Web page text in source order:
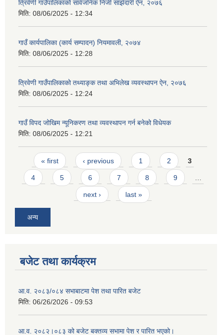
त्रिवेणी गाउँपालिकाको सार्वजनिक निजी साझेदारी ऐन, २०७६
मिति: 08/06/2025 - 12:34
गाउँ कार्यपालिका (कार्य सम्पादन) नियमावली, २०७४
मिति: 08/06/2025 - 12:28
त्रिवेणी गाउँपालिकाको तथ्याङ्क तथा अभिलेख व्यवस्थापन ऐन, २०७६
मिति: 08/06/2025 - 12:24
गाउँ विपद जोखिम न्यूनिकरण तथा व्यवस्थापन गर्न बनेको विधेयक
मिति: 08/06/2025 - 12:21
Pages
« first ‹ previous 1 2 3
4 5 6 7 8 9
next › last »
अन्य
बजेट तथा कार्यक्रम
आ.व. २०८३/०८४ सभाबाटमा पेश तथा पारित बजेट
मिति: 06/26/2026 - 09:53
आ‍.व. २०८२।०८३ को बजेट बक्तव्य सभामा पेश र पारित भएको।